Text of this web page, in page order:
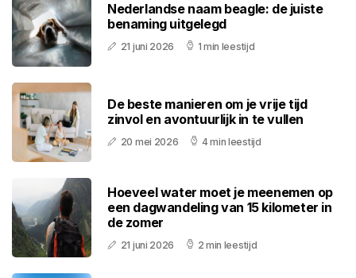
Nederlandse naam beagle: de juiste
benaming uitgelegd
21 juni 2026 1 min leestijd
De beste manieren om je vrije tijd
zinvol en avontuurlijk in te vullen
20 mei 2026 4 min leestijd
Hoeveel water moet je meenemen op
een dagwandeling van 15 kilometer in
de zomer
21 juni 2026 2 min leestijd